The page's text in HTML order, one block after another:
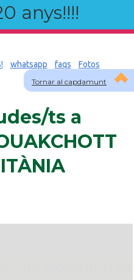
anys!!!!
Tornar al capdamunt
whatsapp faqs Fotos
ts a
un moment si us